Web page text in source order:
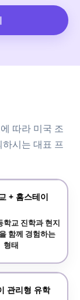
따라 미국 조
시는 대표 프
+ 홈스테이
학교 진학과 현지
함께 경험하는
형태
관리형 유학